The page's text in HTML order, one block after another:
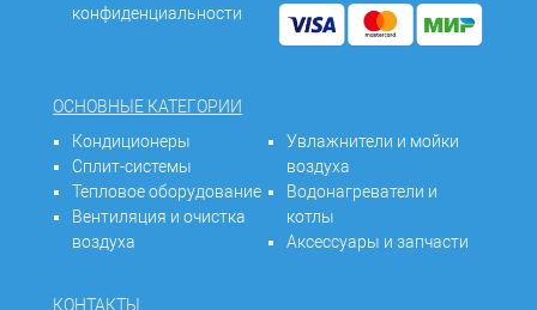
конфиденциальности
ОСНОВНЫЕ КАТЕГОРИИ
Кондиционеры
Сплит-системы
Тепловое оборудование
Вентиляция и очистка
воздуха
Увлажнители и мойки
воздуха
Водонагреватели и
котлы
Аксессуары и запчасти
КОНТАКТЫ